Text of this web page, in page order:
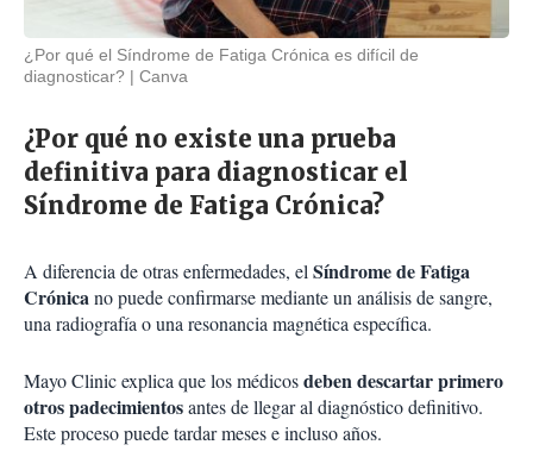
¿Por qué el Síndrome de Fatiga Crónica es difícil de
diagnosticar?
Canva
¿Por qué no existe una prueba
definitiva para diagnosticar el
Síndrome de Fatiga Crónica?
A diferencia de otras enfermedades, elSíndrome de Fatiga
Crónicano puede confirmarse mediante un análisis de sangre,
una radiografía o una resonancia magnética específica.
Mayo Clinic explica que los médicosdeben descartar primero
otros padecimientosantes de llegar al diagnóstico definitivo.
Este proceso puede tardar meses e incluso años.